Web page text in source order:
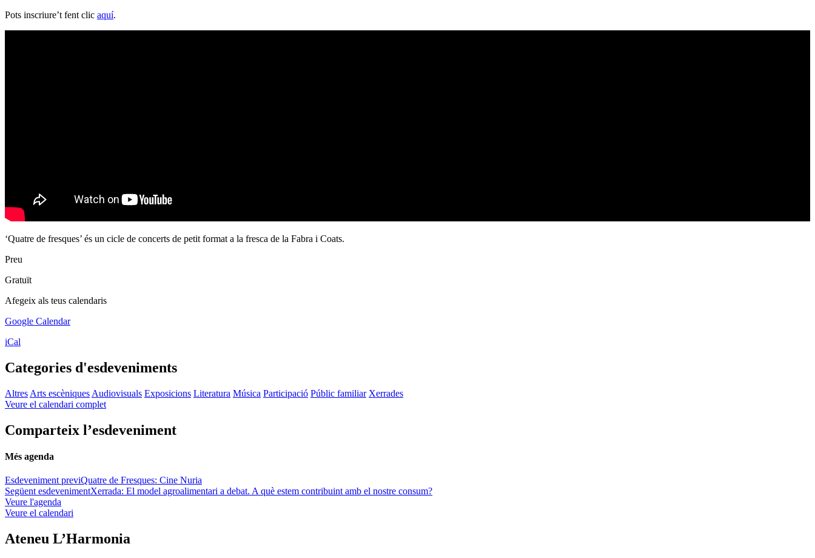
Pots inscriure’t fent clic aquí.
‘Quatre de fresques’ és un cicle de concerts de petit format a la fresca de la Fabra i Coats.
Preu
Gratuït
Afegeix als teus calendaris
Google Calendar
iCal
Categories d'esdeveniments
Altres Arts escèniques Audiovisuals Exposicions Literatura Música Participació Públic familiar Xerrades
Veure el calendari complet
Comparteix l’esdeveniment
Més agenda
Esdeveniment previQuatre de Fresques: Cine Nuria
Següent esdevenimentXerrada: El model agroalimentari a debat. A què estem contribuint amb el nostre consum?
Veure l'agenda
Veure el calendari
Ateneu L’Harmonia